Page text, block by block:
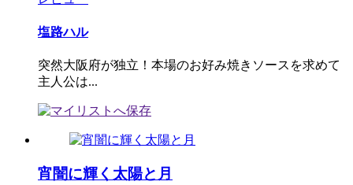
塩路ハル
突然大阪府が独立！本場のお好み焼きソースを求めて
主人公は...
宵闇に輝く太陽と月